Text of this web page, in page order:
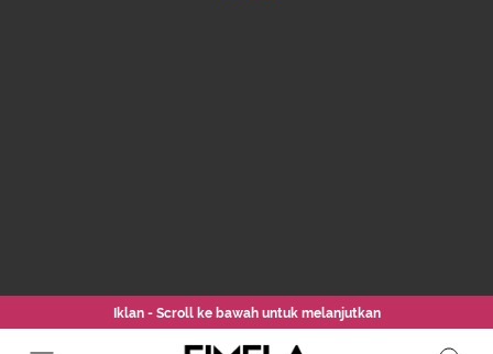
Iklan - Scroll ke bawah untuk melanjutkan